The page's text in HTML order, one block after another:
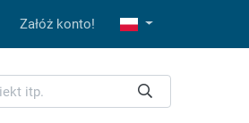
Załóż konto!